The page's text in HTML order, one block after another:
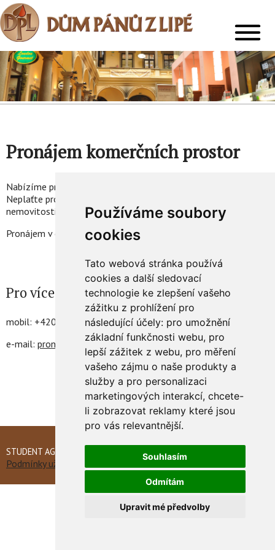
Používáme soubory
cookies
Tato webová stránka používá
cookies a další sledovací
technologie ke zlepšení vašeho
zážitku z prohlížení pro
následující účely: pro umožnění
základní funkčnosti webu, pro
lepší zážitek z webu, pro měření
vašeho zájmu o naše produkty a
služby a pro personalizaci
marketingových interakcí, chcete-
li zobrazovat reklamy které jsou
pro vás relevantnější.
Souhlasím
Odmítám
Upravit mé předvolby
Pronájem komerčních prostor
Nabízíme pronájem komerčního prostoru v Domě pánů z Lipé.
Neplaťte provize a pronajměte si prostor přímo od majitele
nemovitosti!
Pronájem v exkluzivním domě zcela v centru Brna.
Pro více informací kontaktujte:
mobil: +420 720 866 615
e-mail: pronajmy@dpl.cz
STUDENT AGENCY © 2014 All Rights Reserved
Podmínky užívání cookies